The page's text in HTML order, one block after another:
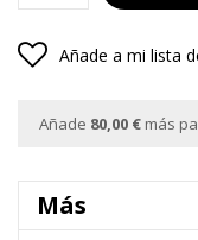
Añade a mi lista
Añade 80,00 € más
Más